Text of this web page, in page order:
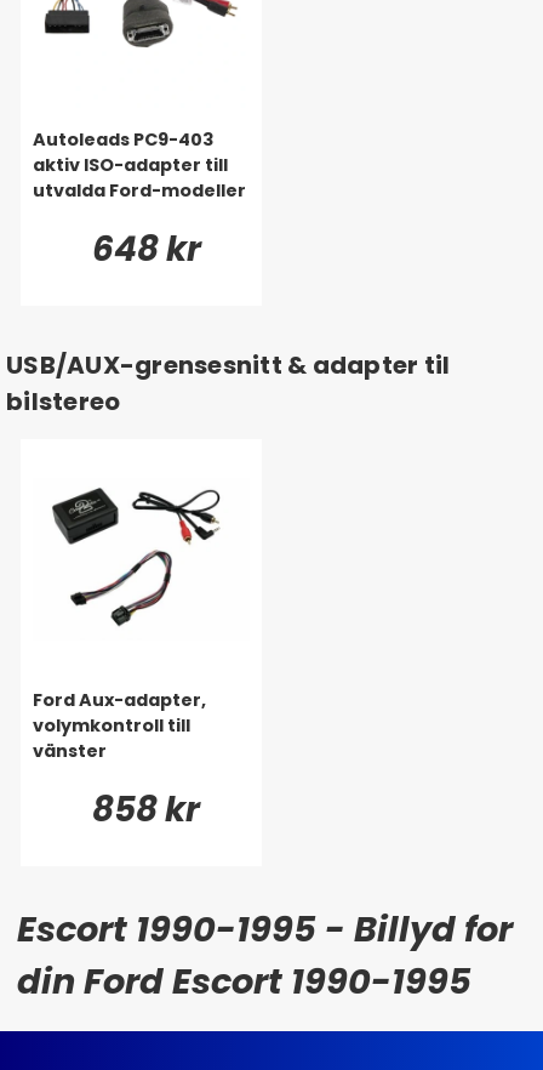
Autoleads PC9-403
aktiv ISO-adapter till
utvalda Ford-modeller
648 kr
USB/AUX-grensesnitt & adapter til
bilstereo
Ford Aux-adapter,
volymkontroll till
vänster
858 kr
Escort 1990-1995 - Billyd for
din Ford Escort 1990-1995